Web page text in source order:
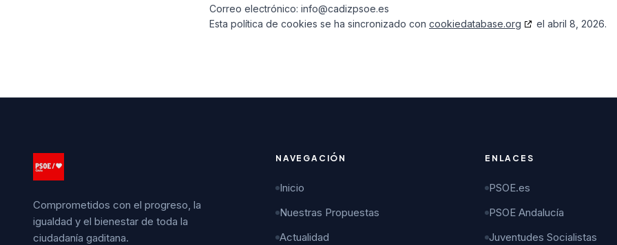
Correo electrónico: info@cadizpsoe.es
Esta política de cookies se ha sincronizado con cookiedatabase.org el abril 8, 2026.
Comprometidos con el progreso, la
igualdad y el bienestar de toda la
ciudadanía gaditana.
NAVEGACIÓN
Inicio
Nuestras Propuestas
Actualidad
ENLACES
PSOE.es
PSOE Andalucía
Juventudes Socialistas